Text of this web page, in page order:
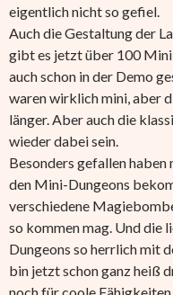
eigentlich nicht so gefiel.
Auch die Gestaltung der
gibt es jetzt über 100
auch schon in der Demo
waren wirklich mini, aber
länger. Aber auch die
wieder dabei sein.
Besonders gefallen haben
den Mini-Dungeons
verschiedene
so kommen mag. Und die
Dungeons so herrlich mit
bin jetzt schon ganz heiß